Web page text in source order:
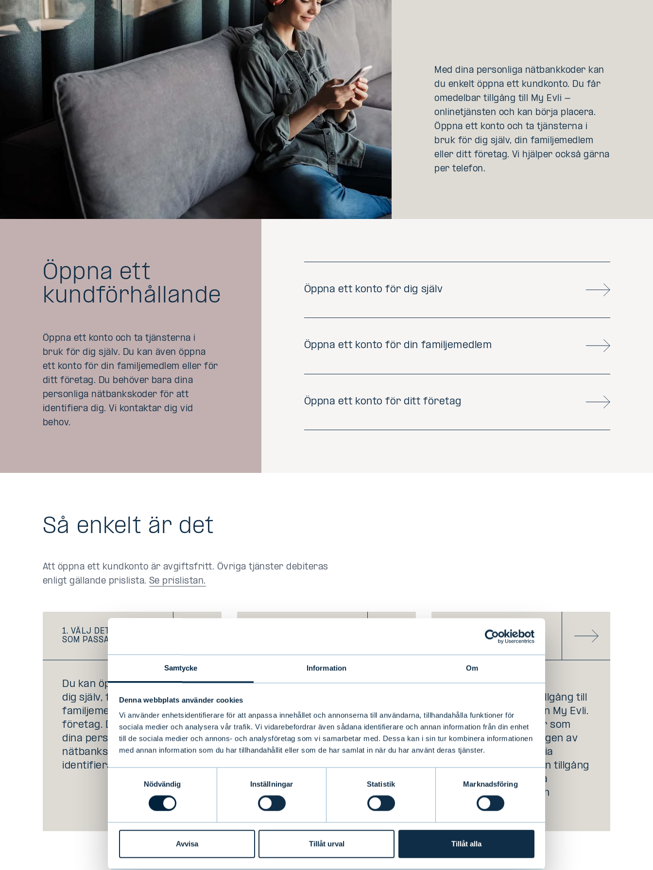
Samtycke Information Om
Denna webbplats använder cookies
Vi använder enhetsidentifierare för att anpassa innehållet och annonserna till användarna, tillhandahålla funktioner för
sociala medier och analysera vår trafik. Vi vidarebefordrar även sådana identifierare och annan information från din enhet
till de sociala medier och annons- och analysföretag som vi samarbetar med. Dessa kan i sin tur kombinera informationen
med annan information som du har tillhandahållit eller som de har samlat in när du har använt deras tjänster.
Nödvändig
Inställningar Statistik Marknadsföring
Avvisa Tillåt urval Tillåt alla
Med dina personliga nätbankkoder kan
du enkelt öppna ett kundkonto. Du får
omedelbar tillgång till My Evli -
onlinetjänsten och kan börja placera.
Öppna ett konto och ta tjänsterna i
bruk för dig själv, din familjemedlem
eller ditt företag. Vi hjälper också gärna
per telefon.
Öppna ett
kundförhållande
Öppna ett konto och ta tjänsterna i
bruk för dig själv. Du kan även öppna
ett konto för din familjemedlem eller för
ditt företag. Du behöver bara dina
personliga nätbankskoder för att
identifiera dig. Vi kontaktar dig vid
behov.
Öppna ett konto för dig själv
Öppna ett konto för din familjemedlem
Öppna ett konto för ditt företag
Så enkelt är det
Att öppna ett kundkonto är avgiftsfritt. Övriga tjänster debiteras
enligt gällande prislista. Se prislistan.
1. VÄLJ DET KUNDAVTAL
SOM PASSAR DIG
Du kan öppna ett konto åt
dig själv, för din
familjemedlem eller för ditt
företag. Du behöver bara
dina personliga
nätbankskoder för att
identifiera dig.
Logga in på webbansökan
nätbankskoder för att
identifiera dig. Fyll i dina
uppgifter och öppna ett
konto. Vi kontaktar dig vid
behov.
3. LOGGA IN PÅ MY
När du öppnar ett
kundkonto får du tillgång till
den digitala tjänsten My Evli.
I My Evli kan du när som
helst följa utvecklingen av
din förmögenhet. Via
tjänsten får du även tillgång
till bland annat våra
veckorapporter och
investeringsidéer.